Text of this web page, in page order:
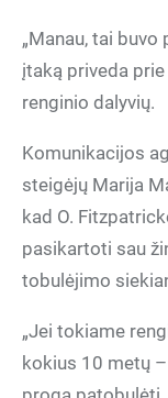
„Manau, tai
įtaką priveda
renginio dalyvių.
Komunikacijos
steigėjų Marija
kad O.
pasikartoti sau
tobulėjimo
„Jei tokiame
kokius 10 metų